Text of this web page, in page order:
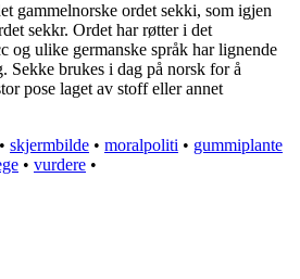
gammelnorske ordet sekki, som igjen
sekkr. Ordet har røtter i det
og ulike germanske språk har lignende
Sekke brukes i dag på norsk for å
pose laget av stoff eller annet
• skjermbilde • moralpoliti • gummiplante
• vurdere •